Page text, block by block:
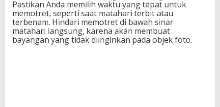
d
t
i
n
Pastikan Anda memilih waktu yang tepat untuk
memotret, seperti saat matahari terbit atau
terbenam. Hindari memotret di bawah sinar
matahari langsung, karena akan membuat
bayangan yang tidak diinginkan pada objek foto.